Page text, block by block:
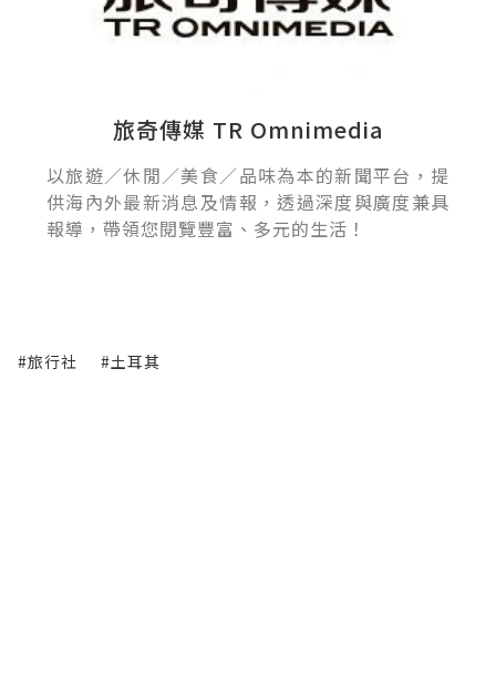
旅奇傳媒 TR Omnimedia
以旅遊／休閒／美食／品味為本的新聞平台，提
供海內外最新消息及情報，透過深度與廣度兼具
報導，帶領您閱覽豐富、多元的生活！
#旅行社 #土耳其